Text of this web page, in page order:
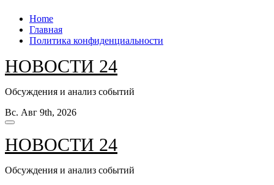
Перейти
содержанию
Home
Главная
Политика конфиденциальности
НОВОСТИ 24
Обсуждения и анализ событий
Вс. Авг 9th, 2026
НОВОСТИ 24
Обсуждения и анализ событий